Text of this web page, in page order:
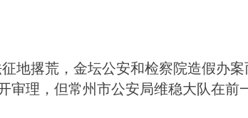
地撂荒，金坛公安和检察院造假办
审理，但常州市公安局维稳大队在前